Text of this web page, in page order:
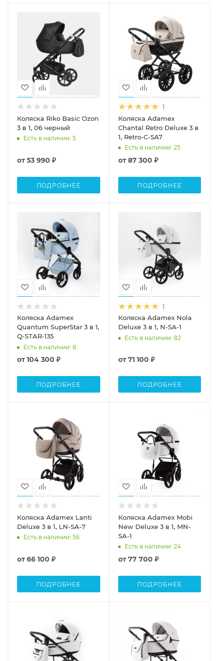
Коляска Riko Basic Ozon
3 в 1, 06 черный
Есть в наличии: 5
от53 990 ₽
ПОДРОБНЕЕ
1
Коляска Adamex
Chantal Retro Deluxe 3 в
1, Retro-C-SA7
Есть в наличии: 25
от87 300 ₽
ПОДРОБНЕЕ
Коляска Adamex
Quantum SuperStar 3 в 1,
Q-STAR-135
Есть в наличии: 8
от104 300 ₽
ПОДРОБНЕЕ
1
Коляска Adamex Nola
Deluxe 3 в 1, N-SA-1
Есть в наличии: 82
от71 100 ₽
ПОДРОБНЕЕ
Коляска Adamex Lanti
Deluxe 3 в 1, LN-SA-7
Есть в наличии: 56
от66 100 ₽
ПОДРОБНЕЕ
Коляска Adamex Mobi
New Deluxe 3 в 1, MN-
SA-1
Есть в наличии: 24
от77 700 ₽
ПОДРОБНЕЕ